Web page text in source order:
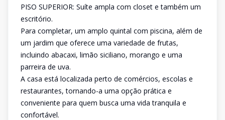
PISO SUPERIOR: Suíte ampla com closet e também um
escritório.
Para completar, um amplo quintal com piscina, além de
um jardim que oferece uma variedade de frutas,
incluindo abacaxi, limão siciliano, morango e uma
parreira de uva.
A casa está localizada perto de comércios, escolas e
restaurantes, tornando-a uma opção prática e
conveniente para quem busca uma vida tranquila e
confortável.